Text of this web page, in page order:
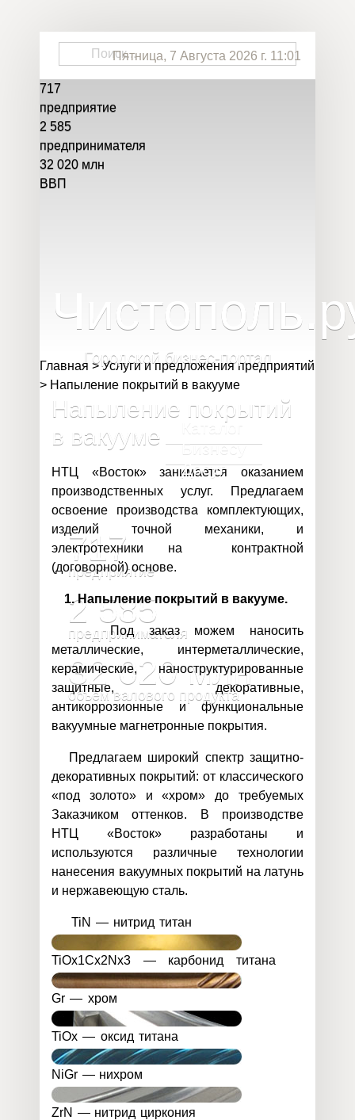
Пятница, 7 Августа 2026 г. 11:01
717
предприятие
2 585
предпринимателя
32 020 млн
ВВП
Чистополь
Городской бизнес-портал
Каталог
Бизнесу
Досуг
717
предприятие
2 585
предпринимателя
32 020млн
объём валового продукта
Главная > Услуги и предложения предприятий
> Напыление покрытий в вакууме
Напыление покрытий
в вакууме
НТЦ «Восток» занимается оказанием
производственных услуг. Предлагаем
освоение производства комплектующих,
изделий точной механики, и
электротехники на контрактной
(договорной) основе.
1. Напыление покрытий в вакууме.
Под заказ можем наносить
металлические, интерметаллические,
керамические, наноструктурированные
защитные, декоративные,
антикоррозионные и функциональные
вакуумные магнетронные покрытия.
Предлагаем широкий спектр защитно-
декоративных покрытий: от классического
«под золото» и «хром» до требуемых
Заказчиком оттенков. В производстве
НТЦ «Восток» разработаны и
используются различные технологии
нанесения вакуумных покрытий на латунь
и нержавеющую сталь.
TiN — нитрид титан
TiOx1Cx2Nx3 — карбонид титана
Gr — хром
TiOx — оксид титана
NiGr — нихром
ZrN — нитрид циркония